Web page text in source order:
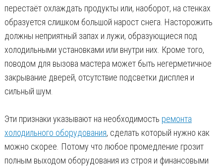
перестаёт охлаждать продукты или, наоборот, на стенках
образуется слишком большой нарост снега. Насторожить
должны неприятный запах и лужи, образующиеся под
холодильными установками или внутри них. Кроме того,
поводом для вызова мастера может быть негерметичное
закрывание дверей, отсутствие подсветки дисплея и
сильный шум.
Эти признаки указывают на необходимость ремонта
холодильного оборудования, сделать который нужно как
можно скорее. Потому что любое промедление грозит
полным выходом оборудования из строя и финансовыми